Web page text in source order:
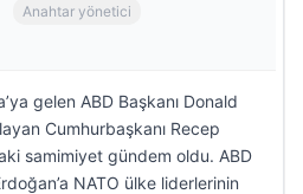
Anahtar yönetici
gelen ABD Başkanı Donald
Cumhurbaşkanı Recep
samimiyet gündem oldu. ABD
NATO ülke liderlerinin